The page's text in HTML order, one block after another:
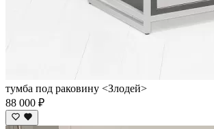
тумба под раковину <Злодей>
88 000 ₽